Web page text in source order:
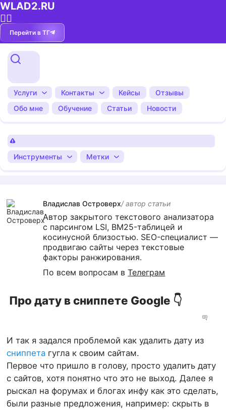
WLAD2.RU
💁‍♂️
Перейти в ТГ
Услуги Контакты Кейсы
Отзывы
Обо мне
Обучение Статьи Новости
Инструменты Метки
Владислав Островерх/ автор cтатьи
Автор закрытого текстового анализатора
с парсингом LSI, BM25-таблицей и
косинусной близостью. SEO-специалист —
продвигаю сайты через текстовые
факторы ранжирования.
По всем вопросам вТелеграм
Про дату в сниппете Google 👇
И так я задался проблемой как удалить дату из
сниппета гугла к своим сайтам.
Первое что пришло в голову, просто удалить дату
с сайтов, хотя понятно что это не выход. Далее я
рыскал на форумах и блогах инфу как это сделать,
были разные предложения, например: скрыть в